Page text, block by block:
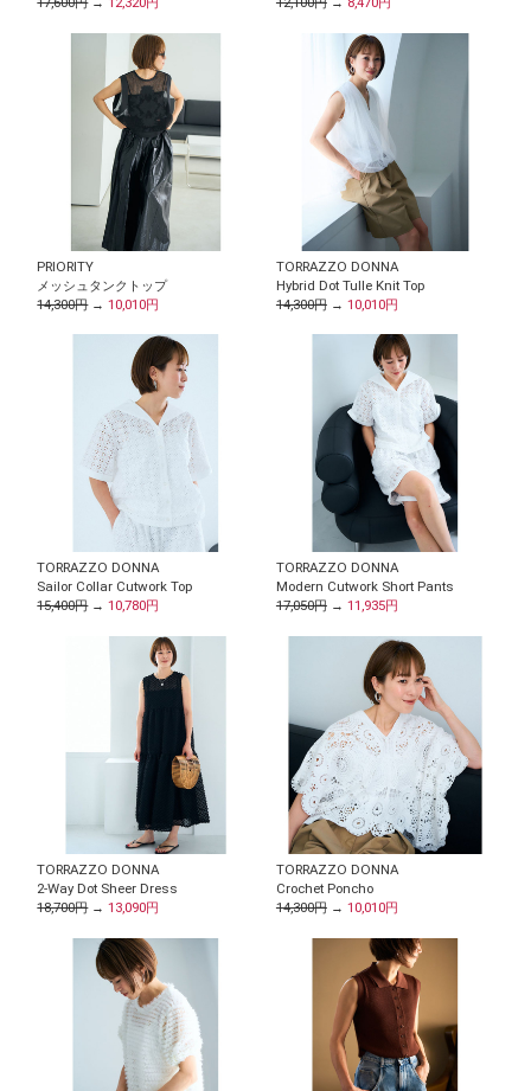
PRIORITY
メッシュタンクトップ
14,300円→10,010円
TORRAZZO DONNA
Hybrid Dot Tulle Knit Top
14,300円→ 10,010円
TORRAZZO DONNA
Sailor Collar Cutwork Top
15,400円→10,780円
TORRAZZO DONNA
Modern Cutwork Short Pants
17,050円→ 11,935円
TORRAZZO DONNA
2-Way Dot Sheer Dress
18,700円→13,090円
TORRAZZO DONNA
Crochet Poncho
14,300円→ 10,010円